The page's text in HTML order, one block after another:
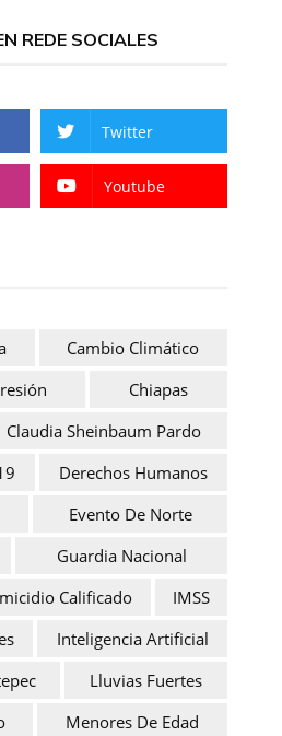
REDE SOCIALES
Twitter
Youtube
Cambio Climático
Chiapas
Claudia Sheinbaum Pardo
Derechos Humanos
Evento De Norte
Guardia Nacional
Calificado
IMSS
Inteligencia Artificial
Lluvias Fuertes
Menores De Edad